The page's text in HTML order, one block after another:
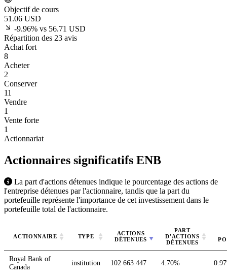
Objectif de cours
51.06 USD
-9.96% vs 56.71 USD
Répartition des 23 avis
Achat fort
8
Acheter
2
Conserver
11
Vendre
1
Vente forte
1
Actionnariat
Actionnaires significatifs ENB
La part d'actions détenues indique le pourcentage des actions de
l'entreprise détenues par l'actionnaire, tandis que la part du
portefeuille représente l'importance de cet investissement dans le
portefeuille total de l'actionnaire.
ACTIONNAIRE TYPE
ACTIONS
DÉTENUES
PART
D'ACTIONS
DÉTENUES
Royal Bank of
Canada
institution 102 663 447 4.70%